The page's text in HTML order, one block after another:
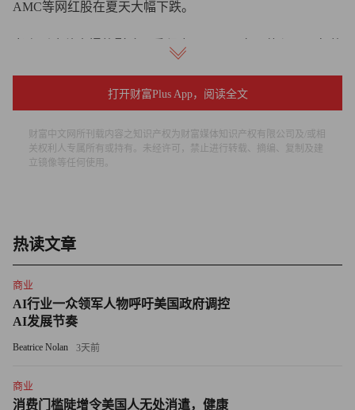
AMC等网红股在夏天大幅下跌。
考虑到这种内爆的影响严重程度不一，既有可能与1929年的
因此格兰瑟姆质疑：美国经济将以多快的速度陷入衰退，经
济衰退将持续多长时间？利润率会下降到什么程度？
“利润率已经大幅下降，但情况可能更加严重。其他经济变
人工智能“迷你泡沫”
“扰乱了”他的预测。
微软（Microsoft）等公司的股价暴涨。微软在今年4月召开
的营收电话会议上提及了50次“人工智能”。
Meta自从宣布将业务重心从元宇宙转移到人工智能产品和服
打开财富Plus App，阅读全文
财富中文网所刊载内容之知识产权为财富媒体知识产权有限公司及/或相
关权利人专属所有或持有。未经许可，禁止进行转载、摘编、复制及建
立镜像等任何使用。
热读文章
商业
AI行业一众领军人物呼吁美国政府调控
AI发展节奏
Beatrice Nolan 3天前
商业
消费门槛陡增令美国人无处消遣，健康